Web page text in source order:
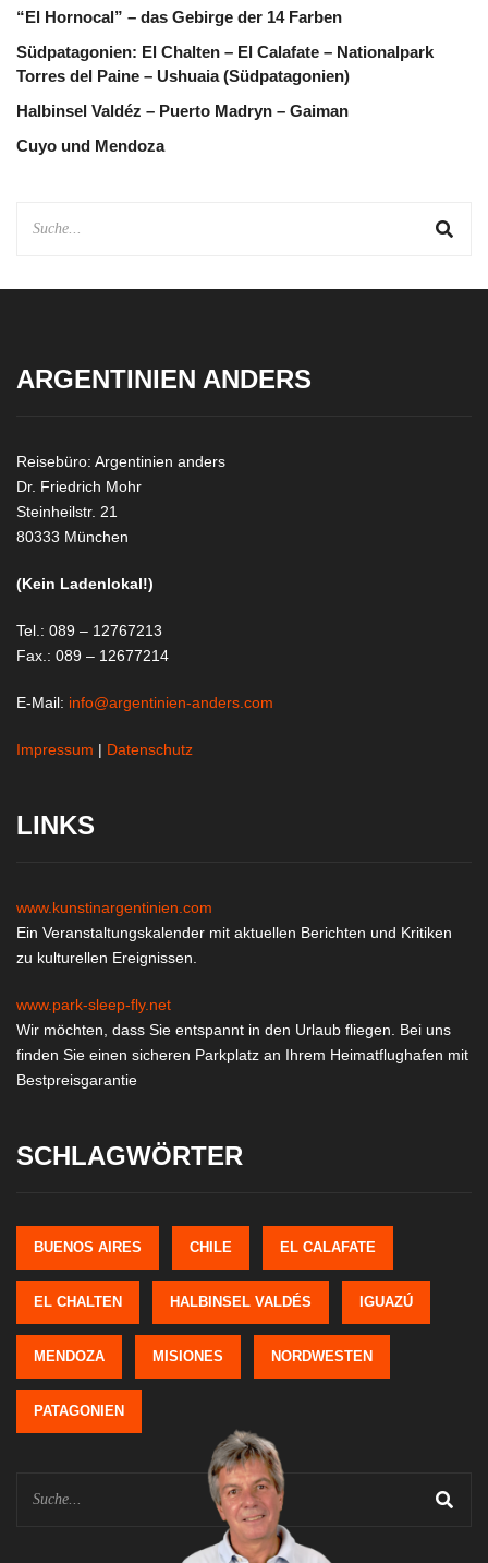
“El Hornocal” – das Gebirge der 14 Farben
Südpatagonien: El Chalten – El Calafate – Nationalpark
Torres del Paine – Ushuaia (Südpatagonien)
Halbinsel Valdéz – Puerto Madryn – Gaiman
Cuyo und Mendoza
ARGENTINIEN ANDERS
Reisebüro: Argentinien anders
Dr. Friedrich Mohr
Steinheilstr. 21
80333 München
(Kein Ladenlokal!)
Tel.: 089 – 12767213
Fax.: 089 – 12677214
E-Mail: info@argentinien-anders.com
Impressum | Datenschutz
LINKS
www.kunstinargentinien.com
Ein Veranstaltungskalender mit aktuellen Berichten und Kritiken
zu kulturellen Ereignissen.
www.park-sleep-fly.net
Wir möchten, dass Sie entspannt in den Urlaub fliegen. Bei uns
finden Sie einen sicheren Parkplatz an Ihrem Heimatflughafen mit
Bestpreisgarantie
SCHLAGWÖRTER
BUENOS AIRES CHILE EL CALAFATE
EL CHALTEN HALBINSEL VALDÉS IGUAZÚ
MENDOZA MISIONES NORDWESTEN
PATAGONIEN